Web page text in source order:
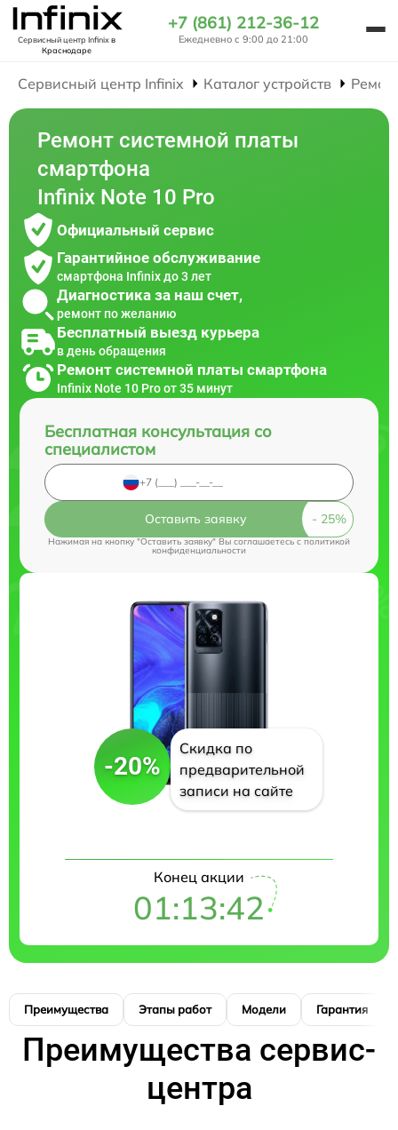
Сервисный центр Infinixв
Краснодаре
+7 (861) 212-36-12
Ежедневно с 9:00 до 21:00
Сервисный центр Infinix Каталог устройств
Ремонт системной платы
смартфона
Infinix Note 10 Pro
Официальный сервис
Гарантийное обслуживание
смартфона Infinix до 3 лет
Диагностика за наш счет,
ремонт по желанию
Бесплатный выезд курьера
в день обращения
Ремонт системной платы смартфона
Infinix Note 10 Pro от 35 минут
Бесплатная консультация со
специалистом
Оставить заявку
Нажимая на кнопку "Оставить заявку" Вы соглашаетесь cполитикой
конфиденциальности
-20%
Скидка по
предварительной
записи на сайте
Конец акции
01:13:41
Преимущества Этапы работ Модели Гарантия
Преимущества сервис-
центра